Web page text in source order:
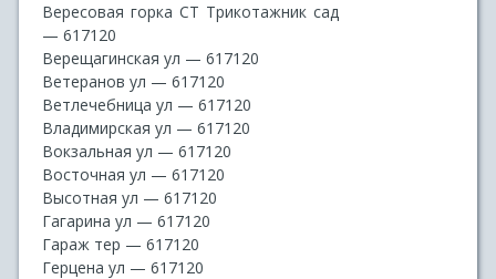
Вересовая горка СТ Трикотажник сад
— 617120
Верещагинская ул — 617120
Ветеранов ул — 617120
Ветлечебница ул — 617120
Владимирская ул — 617120
Вокзальная ул — 617120
Восточная ул — 617120
Высотная ул — 617120
Гагарина ул — 617120
Гараж тер — 617120
Герцена ул — 617120